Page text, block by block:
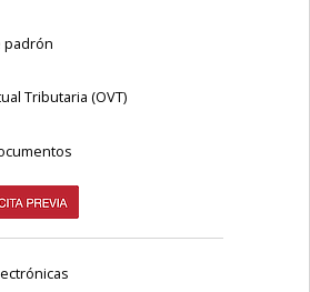
padrón
Tributaria (OVT)